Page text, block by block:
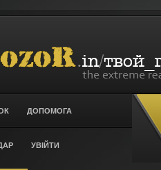
ДОПОМОГА
УВІЙТИ